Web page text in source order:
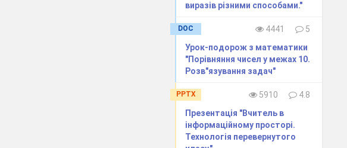
виразiв рiзними способами."
DOC 4441
5
Урок-подорож з математики
"Порівняння чисел у межах 10.
Розв"язування задач"
PPTX 5910
4.8
Презентація "Вчитель в
інформаційному просторі.
Технологія перевернутого